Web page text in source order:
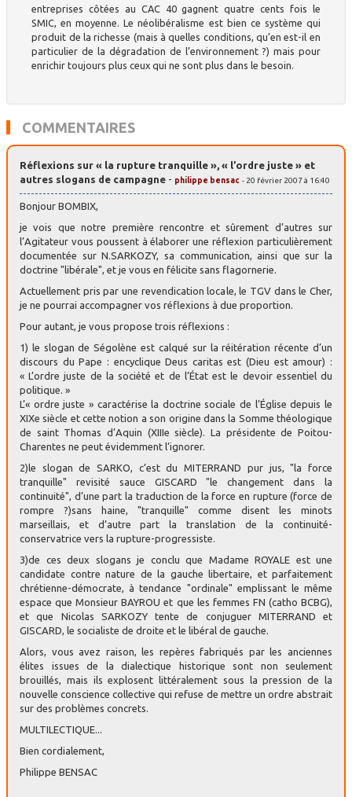
entreprises côtées au CAC 40 gagnent quatre cents fois le
SMIC, en moyenne. Le néolibéralisme est bien ce système qui
produit de la richesse (mais à quelles conditions, qu’en est-il en
particulier de la dégradation de l’environnement ?) mais pour
enrichir toujours plus ceux qui ne sont plus dans le besoin.
COMMENTAIRES
Réflexions sur « la rupture tranquille », « l’ordre juste » et
autres slogans de campagne - philippe bensac - 20 février 2007 à 16:40
Bonjour BOMBIX,
je vois que notre première rencontre et sûrement d’autres sur
l’Agitateur vous poussent à élaborer une réflexion particulièrement
documentée sur N.SARKOZY, sa communication, ainsi que sur la
doctrine "libérale", et je vous en félicite sans flagornerie.
Actuellement pris par une revendication locale, le TGV dans le Cher,
je ne pourrai accompagner vos réflexions à due proportion.
Pour autant, je vous propose trois réflexions :
1) le slogan de Ségolène est calqué sur la réitération récente d’un
discours du Pape : encyclique Deus caritas est (Dieu est amour) :
« L’ordre juste de la société et de l’État est le devoir essentiel du
politique. »
L’« ordre juste » caractérise la doctrine sociale de l’Église depuis le
XIXe siècle et cette notion a son origine dans la Somme théologique
de saint Thomas d’Aquin (XIIIe siècle). La présidente de Poitou-
Charentes ne peut évidemment l’ignorer.
2)le slogan de SARKO, c’est du MITERRAND pur jus, "la force
tranquille" revisité sauce GISCARD "le changement dans la
continuité", d’une part la traduction de la force en rupture (force de
rompre ?)sans haine, "tranquille" comme disent les minots
marseillais, et d’autre part la translation de la continuité-
conservatrice vers la rupture-progressiste.
3)de ces deux slogans je conclu que Madame ROYALE est une
candidate contre nature de la gauche libertaire, et parfaitement
chrétienne-démocrate, à tendance "ordinale" emplissant le même
espace que Monsieur BAYROU et que les femmes FN (catho BCBG),
et que Nicolas SARKOZY tente de conjuguer MITERRAND et
GISCARD, le socialiste de droite et le libéral de gauche.
Alors, vous avez raison, les repères fabriqués par les anciennes
élites issues de la dialectique historique sont non seulement
brouillés, mais ils explosent littéralement sous la pression de la
nouvelle conscience collective qui refuse de mettre un ordre abstrait
sur des problèmes concrets.
MULTILECTIQUE...
Bien cordialement,
Philippe BENSAC